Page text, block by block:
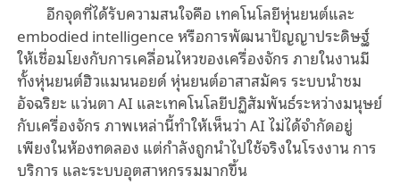
อีกจุดที่ได้รับความสนใจคือ เทคโนโลยีหุ่นยนต์และ
embodied intelligence หรือการพัฒนาปัญญาประดิษฐ์
ให้เชื่อมโยงกับการเคลื่อนไหวของเครื่องจักร ภายในงานมี
ทั้งหุ่นยนต์ฮิวแมนนอยด์ หุ่นยนต์อาสาสมัคร ระบบนำชม
อัจฉริยะ แว่นตา AI และเทคโนโลยีปฏิสัมพันธ์ระหว่างมนุษย์
กับเครื่องจักร ภาพเหล่านี้ทำให้เห็นว่า AI ไม่ได้จำกัดอยู่
เพียงในห้องทดลอง แต่กำลังถูกนำไปใช้จริงในโรงงาน การ
บริการ และระบบอุตสาหกรรมมากขึ้น